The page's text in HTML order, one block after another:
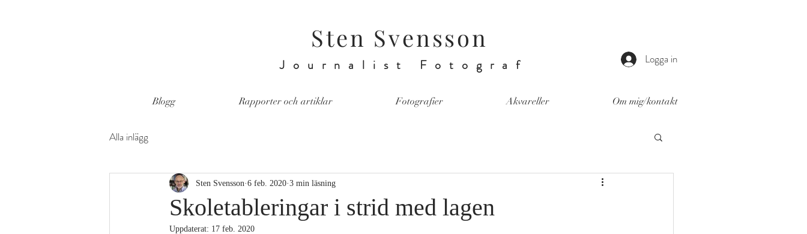
Sten Svensson
Journalist Fotograf Logga in
Blogg Rapporter och artiklar Fotografier Akvareller Om mig/kontakt
Alla inlägg
Skoletableringar i strid med lagen
Sten Svensson 6 feb. 2020 3 min läsning
Uppdaterat: 17 feb. 2020